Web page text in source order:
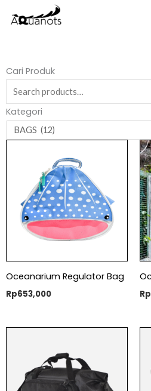
Cari Produk
Search
for:
Kategori
Oceanarium Regulator Bag
Rp653,000 Rp
Price